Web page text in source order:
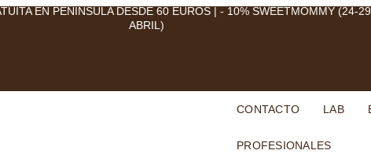
EN PENÍNSULA DESDE 60 EUROS | - 10% SWEETMOMMY (24-29
ABRIL)
CONTACTO LAB
PROFESIONALES